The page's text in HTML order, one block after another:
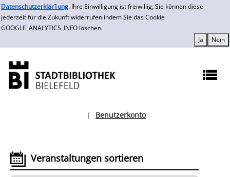
Datenschutzerklär1ung. Ihre Einwilligung ist freiwillig, Sie können diese
jederzeit für die Zukunft widerrufen indem Sie das Cookie
GOOGLE_ANALYTICS_INFO löschen.
Benutzerkonto
Veranstaltungen sortieren